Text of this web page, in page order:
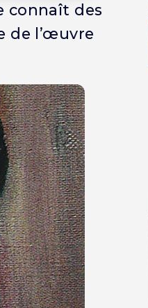
connaît des
de l’œuvre